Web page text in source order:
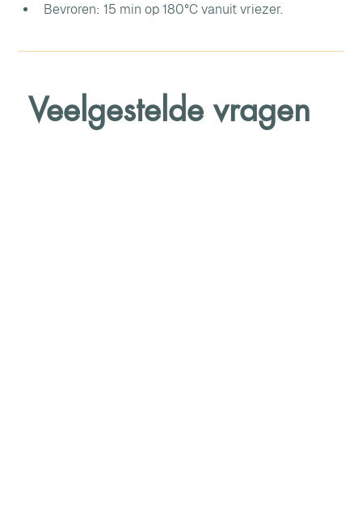
Bevroren: 15 min op 180°C vanuit vriezer.
Veelgestelde vragen